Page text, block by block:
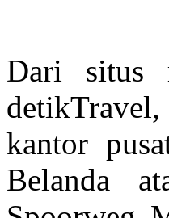
Dari situs
kantor
Belanda